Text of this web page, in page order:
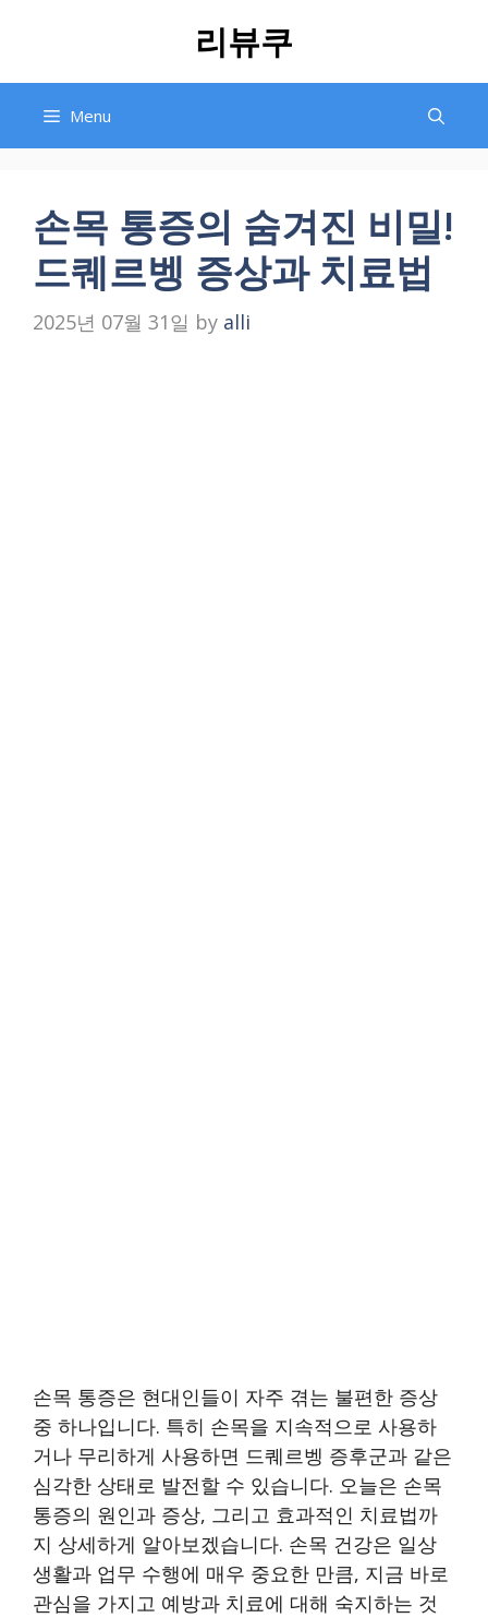
리뷰쿠
Menu
손목 통증의 숨겨진 비밀!
드퀘르벵 증상과 치료법
2025년 07월 31일 by alli
손목 통증은 현대인들이 자주 겪는 불편한 증상
중 하나입니다. 특히 손목을 지속적으로 사용하
거나 무리하게 사용하면 드퀘르벵 증후군과 같은
심각한 상태로 발전할 수 있습니다. 오늘은 손목
통증의 원인과 증상, 그리고 효과적인 치료법까
지 상세하게 알아보겠습니다. 손목 건강은 일상
생활과 업무 수행에 매우 중요한 만큼, 지금 바로
관심을 가지고 예방과 치료에 대해 숙지하는 것